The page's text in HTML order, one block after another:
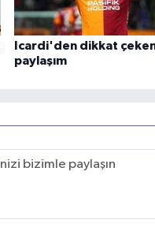
Icardi'den dikkat
paylaşım